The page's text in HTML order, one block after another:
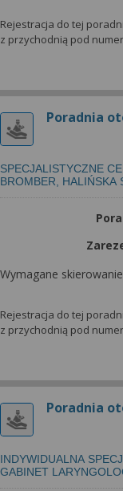
Rejestracja do tej
z przychodnią pod
Poradnia
SPECJALISTYCZNE
BROMBER, HALIŃSKA
Wymagane skierowanie
Rejestracja do tej
z przychodnią pod
Poradnia
INDYWIDUALNA
GABINET